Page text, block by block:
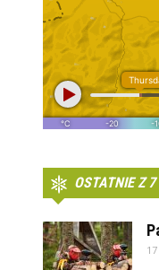
OSTATNIE Z 7